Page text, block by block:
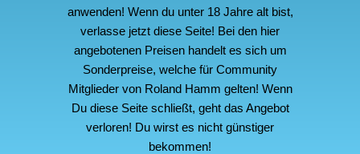
anwenden! Wenn du unter 18 Jahre alt bist,
verlasse jetzt diese Seite! Bei den hier
angebotenen Preisen handelt es sich um
Sonderpreise, welche für Community
Mitglieder von Roland Hamm gelten! Wenn
Du diese Seite schließt, geht das Angebot
verloren! Du wirst es nicht günstiger
bekommen!